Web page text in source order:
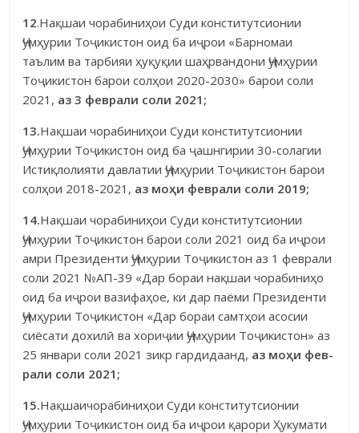
12.Нақшаи чорабиниҳои Суди конститутсионии
Ҷумҳурии Тоҷи­кистон оид ба иҷрои «Барномаи
таълим ва тарбияи ҳуқуқии шаҳрвандони Ҷумҳурии
Тоҷикистон барои солҳои 2020-2030» барои соли
2021, аз 3 феврали соли 2021;
13.Нақшаи чорабиниҳои Суди конститутсионии
Ҷумҳурии Тоҷикис­тон оид ба ҷашнгирии 30-солагии
Истиқлолияти давлатии Ҷумҳурии Тоҷи­кистон барои
солҳои 2018-2021, аз моҳи феврали соли 2019;
14.Нақшаи чорабиниҳои Суди конститутсионии
Ҷумҳурии Тоҷи­кистон барои соли 2021 оид ба иҷрои
амри Президенти Ҷумҳурии Тоҷи­кистон аз 1 феврали
соли 2021 №АП-39 «Дар бораи нақшаи чорабиниҳо
оид ба иҷрои вазифаҳое, ки дар паёми Президенти
Ҷумҳурии Тоҷикистон «Дар бораи самтҳои асосии
сиёсати дохилӣ ва хориҷии Ҷумҳурии Тоҷикистон» аз
25 январи соли 2021 зикр гардидаанд, аз моҳи фев-
рали соли 2021;
15.Нақшаичорабиниҳои Суди конститутсионии
Ҷумҳурии Тоҷикис­тон оид ба иҷрои қарори Ҳукумати